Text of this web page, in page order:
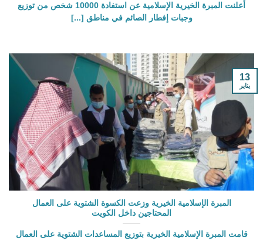
أعلنت المبرة الخيرية الإسلامية عن استفادة 10000 شخص من توزيع
وجبات إفطار الصائم في مناطق [...]
المبرة الإسلامية الخيرية وزعت الكسوة الشتوية على العمال
المحتاجين داخل الكويت
قامت المبرة الإسلامية الخيرية بتوزيع المساعدات الشتوية على العمال
13
يناير